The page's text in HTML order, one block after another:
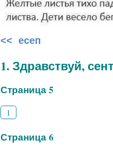
<< есеп
1. Здравствуй,
Страница 5
1
Страница 6